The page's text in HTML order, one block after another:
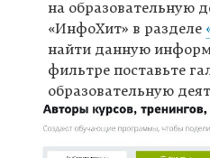
на образовательную
«ИнфоХит» в разделе
найти данную
фильтре поставьте
образовательную